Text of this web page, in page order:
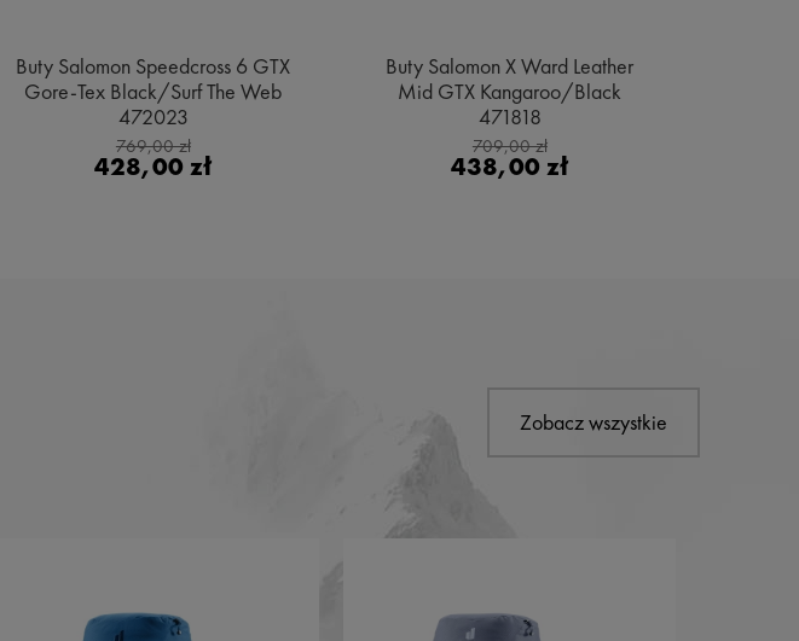
Buty Salomon Speedcross 6 GTX
Gore-Tex Black/Surf The Web
472023
769,00 zł
428,00 zł
Buty Salomon X Ward Leather
Mid GTX Kangaroo/Black
471818
709,00 zł
438,00 zł
Zobacz wszystkie